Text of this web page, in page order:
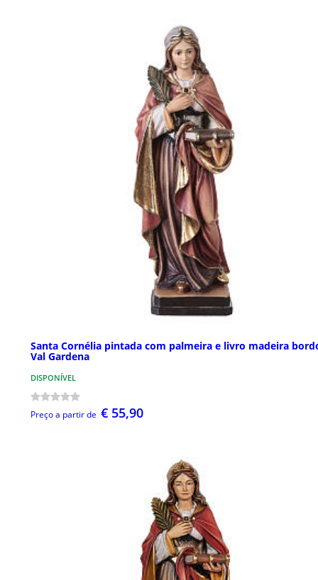
Santa Cornélia pintada com palmeira e livro madeira
Val Gardena
DISPONÍVEL
Preço a partir de € 55,90